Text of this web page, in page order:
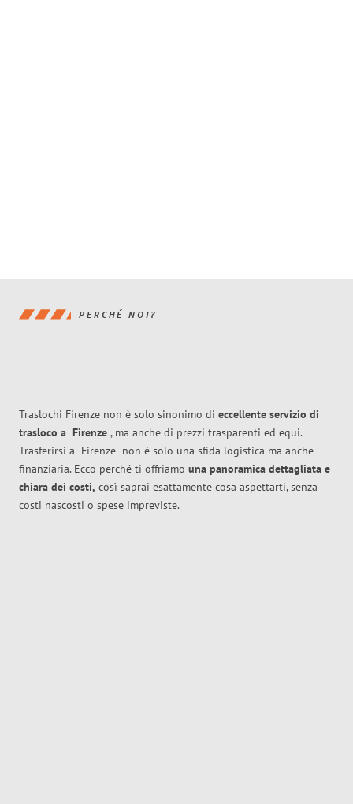
PERCHÉ NOI?
Traslochi Firenze non è solo sinonimo di eccellente servizio di
trasloco a Firenze , ma anche di prezzi trasparenti ed equi.
Trasferirsi a Firenze non è solo una sfida logistica ma anche
finanziaria. Ecco perché ti offriamo una panoramica dettagliata e
chiara dei costi, così saprai esattamente cosa aspettarti, senza
costi nascosti o spese impreviste.